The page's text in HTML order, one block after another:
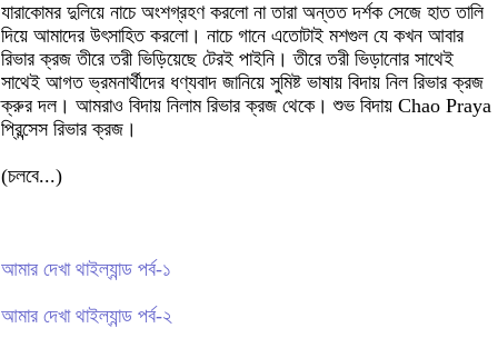
যারাকোমর দুলিয়ে নাচে অংশগ্রহণ করলো না তারা অন্তত দর্শক সেজে হাত তালি
দিয়ে আমাদের উৎসাহিত করলো। নাচে গানে এতোটাই মশগুল যে কখন আবার
রিভার ক্রজ তীরে তরী ভিড়িয়েছে টেরই পাইনি। তীরে তরী ভিড়ানোর সাথেই
সাথেই আগত ভ্রমনার্থীদের ধণ্যবাদ জানিয়ে সুমিষ্ট ভাষায় বিদায় নিল রিভার ক্রজ
ক্রুর দল। আমরাও বিদায় নিলাম রিভার ক্রজ থেকে। শুভ বিদায় Chao Praya
প্রিন্সেস রিভার ক্রজ।
(চলবে...)
আমার দেখা থাইল্যান্ড পর্ব-১
আমার দেখা থাইল্যান্ড পর্ব-২